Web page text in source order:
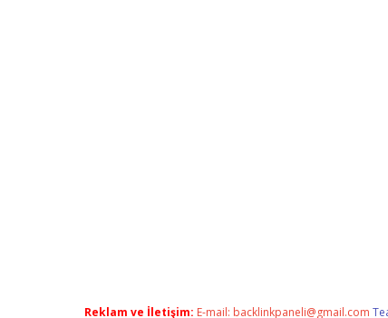
Reklam ve İletişim: E-mail: backlinkpaneli@gmail.com